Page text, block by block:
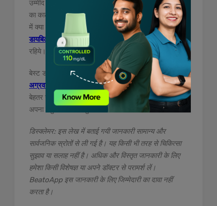
उम्मीद है, इस ब्लॉग की मदद से आपको जानने को मिलेगा कि होंठों
का कालापन दूर करने के लिए घरेलू उपचार क्या है। डायबिटीज
में क्या खाएं और क्या नहीं इसके बारे में जानने के लिए और
डायबिटीज फ़ूड और रेसिपीज
पढ़ने के लिए BeatO के साथ बने
रहिये।
बेस्ट डायबिटीज केयर के लिएBeatOऔर डॉ. नवनीत
अग्रवाल
को चुनें। डायबिटीज में विशेषज्ञता के साथ, हमारी टीम
बेहतर स्वास्थ्य मार्गदर्शन प्रदान करते हैं। इसलिए बिना देरी के
अपना वर्चुअल परामर्श बुक करें!
डिस्क्लेमर: इस लेख में बताई गयी जानकारी सामान्य और
सार्वजनिक स्रोतों से ली गई है। यह किसी भी तरह से चिकित्सा
सुझाव या सलाह नहीं है। अधिक और विस्तृत जानकारी के लिए
हमेशा किसी विशेषज्ञ या अपने डॉक्टर से परामर्श लें।
BeatoApp इस जानकारी के लिए जिम्मेदारी का दावा नहीं
करता है।